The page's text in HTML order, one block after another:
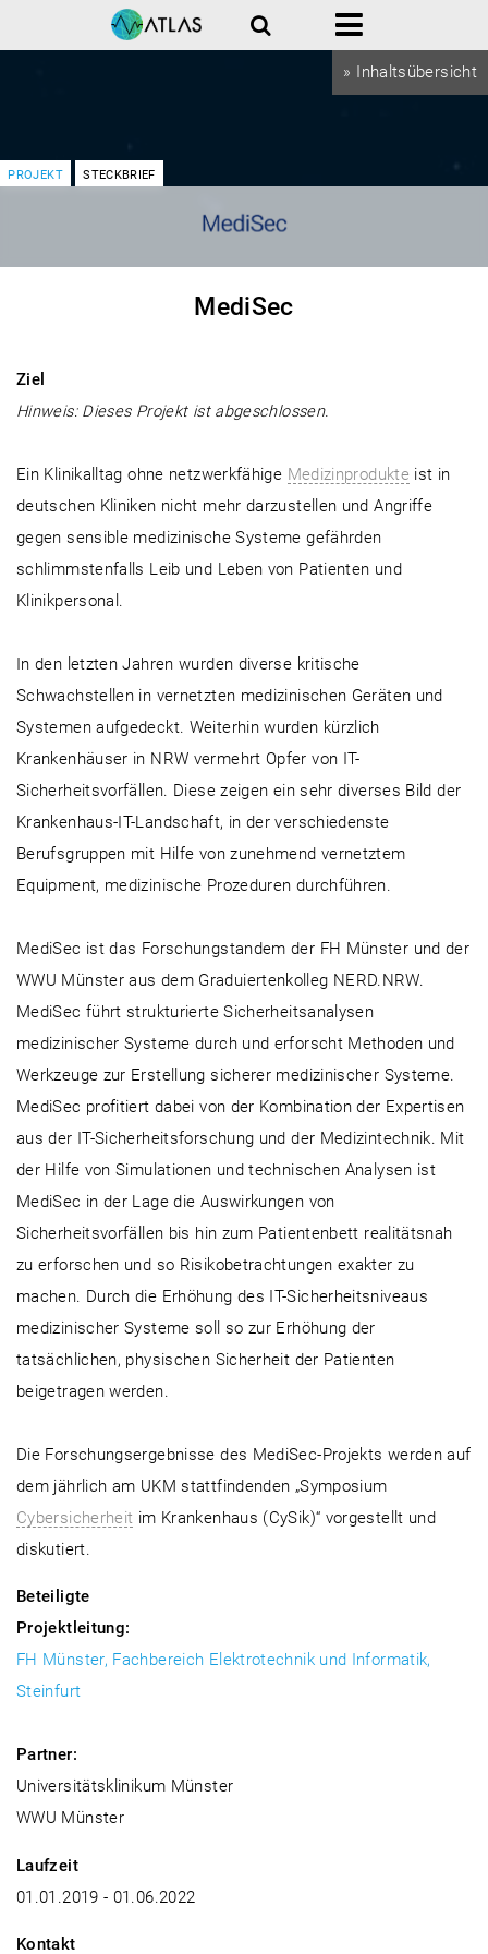
» Inhaltsübersicht
Suche Menü
PROJEKT STECKBRIEF
MediSec
Ziel
Hinweis: Dieses Projekt ist abgeschlossen.
Ein Klinikalltag ohne netzwerkfähige Medizinprodukte ist in
deutschen Kliniken nicht mehr darzustellen und Angriffe
gegen sensible medizinische Systeme gefährden
schlimmstenfalls Leib und Leben von Patienten und
Klinikpersonal.
In den letzten Jahren wurden diverse kritische
Schwachstellen in vernetzten medizinischen Geräten und
Systemen aufgedeckt. Weiterhin wurden kürzlich
Krankenhäuser in NRW vermehrt Opfer von IT-
Sicherheitsvorfällen. Diese zeigen ein sehr diverses Bild der
Krankenhaus-IT-Landschaft, in der verschiedenste
Berufsgruppen mit Hilfe von zunehmend vernetztem
Equipment, medizinische Prozeduren durchführen.
MediSec ist das Forschungstandem der FH Münster und der
WWU Münster aus dem Graduiertenkolleg NERD.NRW.
MediSec führt strukturierte Sicherheitsanalysen
medizinischer Systeme durch und erforscht Methoden und
Werkzeuge zur Erstellung sicherer medizinischer Systeme.
MediSec profitiert dabei von der Kombination der Expertisen
aus der IT-Sicherheitsforschung und der Medizintechnik. Mit
der Hilfe von Simulationen und technischen Analysen ist
MediSec in der Lage die Auswirkungen von
Sicherheitsvorfällen bis hin zum Patientenbett realitätsnah
zu erforschen und so Risikobetrachtungen exakter zu
machen. Durch die Erhöhung des IT-Sicherheitsniveaus
medizinischer Systeme soll so zur Erhöhung der
tatsächlichen, physischen Sicherheit der Patienten
beigetragen werden.
Die Forschungsergebnisse des MediSec-Projekts werden auf
dem jährlich am UKM stattfindenden „Symposium
Cybersicherheit im Krankenhaus (CySik)“ vorgestellt und
diskutiert.
Beteiligte
Projektleitung:
FH Münster, Fachbereich Elektrotechnik und Informatik,
Steinfurt
Partner:
Universitätsklinikum Münster
WWU Münster
Laufzeit
01.01.2019 - 01.06.2022
Kontakt